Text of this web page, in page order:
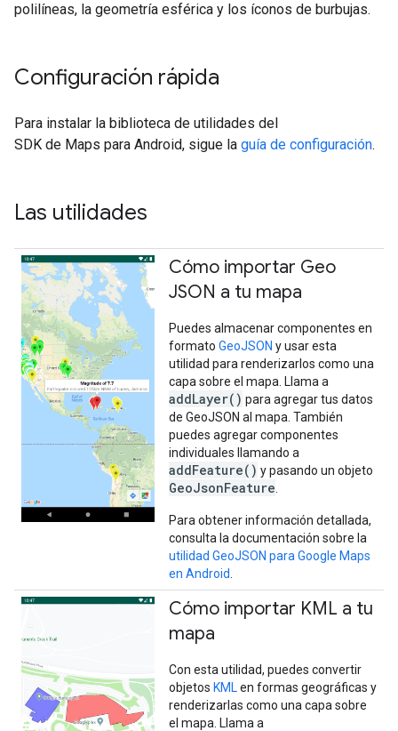
polilíneas, la geometría esférica y los íconos de burbujas.
Configuración rápida
Para instalar la biblioteca de utilidades del
SDK de Maps para Android, sigue la guía de configuración.
Las utilidades
Cómo importar Geo
JSON a tu mapa
Puedes almacenar componentes en
formato GeoJSON y usar esta
utilidad para renderizarlos como una
capa sobre el mapa. Llama a
addLayer() para agregar tus datos
de GeoJSON al mapa. También
puedes agregar componentes
individuales llamando a
addFeature() y pasando un objeto
GeoJsonFeature
Para obtener información detallada,
consulta la documentación sobre la
utilidad GeoJSON para Google Maps
en Android
Cómo importar KML a tu
mapa
Con esta utilidad, puedes convertir
objetos KML en formas geográficas y
renderizarlas como una capa sobre
el mapa. Llama a